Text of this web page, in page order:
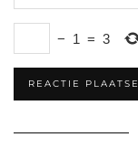
− 1 = 3